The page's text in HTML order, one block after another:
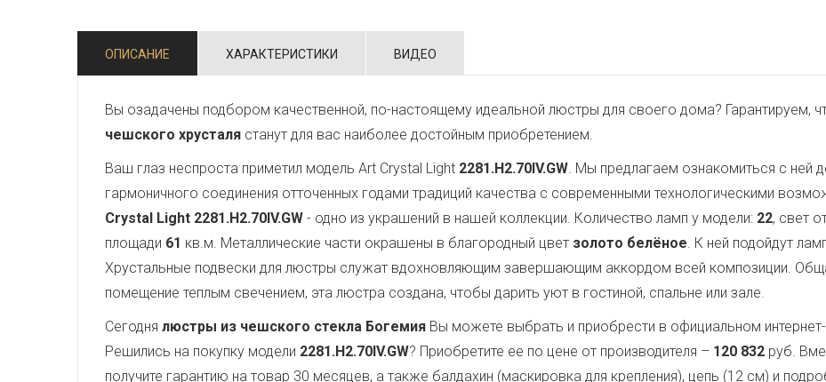
ОПИСАНИЕ ХАРАКТЕРИСТИКИ ВИДЕО
Вы озадачены подбором качественной, по-настоящему идеальной люстры для своего дома? Гарантируем,
чешского хрусталя станут для вас наиболее достойным приобретением.
Ваш глаз неспроста приметил модель Art Crystal Light 2281.H2.70IV.GW. Мы предлагаем ознакомиться с ней
гармоничного соединения отточенных годами традиций качества с современными технологическими
Crystal Light 2281.H2.70IV.GW - одно из украшений в нашей коллекции. Количество ламп у модели: 22, свет
площади 61 кв.м. Металлические части окрашены в благородный цвет золото белёное. К ней подойдут
Хрустальные подвески для люстры служат вдохновляющим завершающим аккордом всей композиции.
помещение теплым свечением, эта люстра создана, чтобы дарить уют в гостиной, спальне или зале.
Сегодня люстры из чешского стекла Богемия Вы можете выбрать и приобрести в официальном
Решились на покупку модели 2281.H2.70IV.GW? Приобретите ее по цене от производителя – 120 832 руб.
получите гарантию на товар 30 месяцев, а также балдахин (маскировка для крепления), цепь (12 см) и